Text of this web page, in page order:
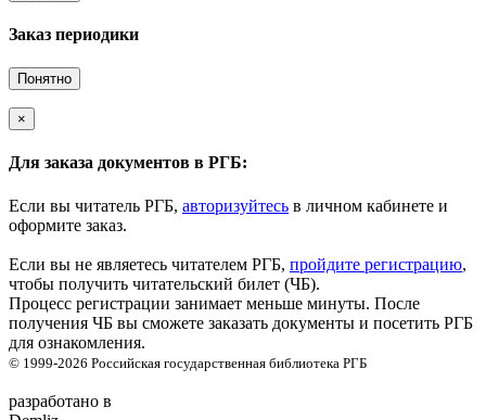
Заказ периодики
Понятно
×
Для заказа документов в РГБ:
Если вы читатель РГБ, авторизуйтесь в личном кабинете и
оформите заказ.
Если вы не являетесь читателем РГБ, пройдите регистрацию,
чтобы получить читательский билет (ЧБ).
Процесс регистрации занимает меньше минуты. После
получения ЧБ вы сможете заказать документы и посетить РГБ
для ознакомления.
© 1999-2026 Российская государственная библиотека РГБ
разработано в